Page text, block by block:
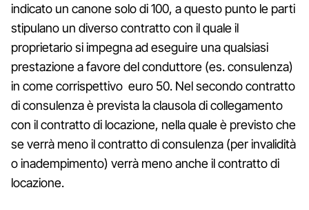
indicato un canone solo di 100, a questo punto le parti
stipulano un diverso contratto con il quale il
proprietario si impegna ad eseguire una qualsiasi
prestazione a favore del conduttore (es. consulenza)
in come corrispettivo euro 50. Nel secondo contratto
di consulenza è prevista la clausola di collegamento
con il contratto di locazione, nella quale è previsto che
se verrà meno il contratto di consulenza (per invalidità
o inadempimento) verrà meno anche il contratto di
locazione.